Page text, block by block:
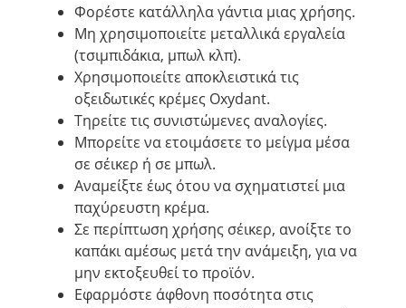
Φορέστε κατάλληλα γάντια μιας χρήσης.
Μη χρησιμοποιείτε μεταλλικά εργαλεία
(τσιμπιδάκια, μπωλ κλπ).
Χρησιμοποιείτε αποκλειστικά τις
οξειδωτικές κρέμες Oxydant.
Τηρείτε τις συνιστώμενες αναλογίες.
Μπορείτε να ετοιμάσετε το μείγμα μέσα
σε σέικερ ή σε μπωλ.
Αναμείξτε έως ότου να σχηματιστεί μια
παχύρευστη κρέμα.
Σε περίπτωση χρήσης σέικερ, ανοίξτε το
καπάκι αμέσως μετά την ανάμειξη, για να
μην εκτοξευθεί το προϊόν.
Εφαρμόστε άφθονη ποσότητα στις